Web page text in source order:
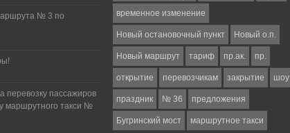
№ 3 по
перевозку пассажиров
маршрутного такси №
временное изменение
Новый остановочный пункт Новый о.п.
Новый маршрут тариф пр.ак. пр.
открытие перевозчикам закрытие шоу
праздник № 36 предложения
Бугринский мост маршрутное такси